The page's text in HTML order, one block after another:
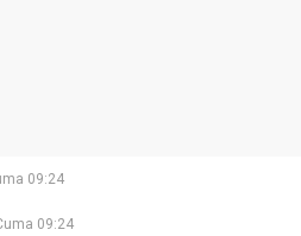
09:24
09:24